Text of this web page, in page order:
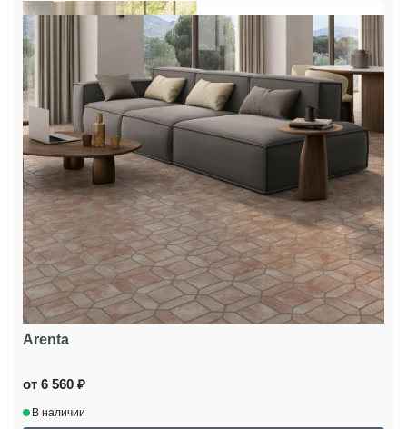
Arenta
от 6 560 ₽
В наличии